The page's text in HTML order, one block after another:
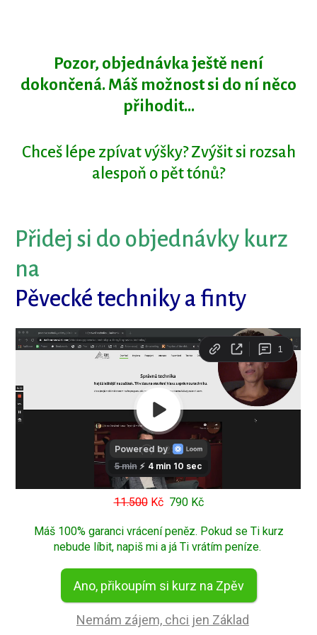
Pozor, objednávka ještě není
dokončená. Máš možnost si do ní něco
přihodit...
Chceš lépe zpívat výšky? Zvýšit si rozsah
alespoň o pět tónů?
Přidej si do objednávky kurz
na
Pěvecké techniky a finty
11.500Kč 790 Kč
Máš 100% garanci vrácení peněz. Pokud se Ti kurz
nebude líbit, napiš mi a já Ti vrátím peníze.
Ano, přikoupím si kurz na Zpěv
Nemám zájem, chci jen Základ